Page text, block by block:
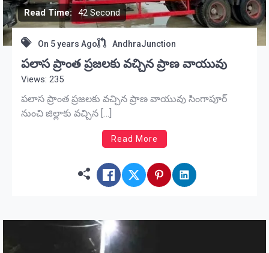
Read Time: 42 Second
On 5 years Ago AndhraJunction
పలాస ప్రాంత ప్రజలకు వచ్చిన ప్రాణ వాయువు
Views: 235
పలాస ప్రాంత ప్రజలకు వచ్చిన ప్రాణ వాయువు సింగాపూర్
నుంచి జిల్లాకు వచ్చిన […]
Read More